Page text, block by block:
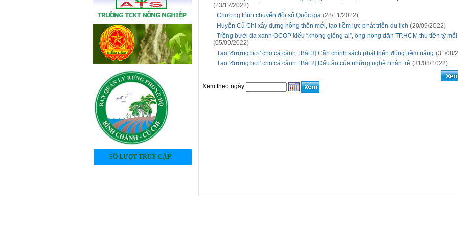
SỐ LƯỢT TRUY CẬP
(23/12/2022)
Chương trình chuyển đổi số Quốc gia (28/11/2022)
Huyện Củ Chi xây dựng nông thôn mới, tạo tiềm lực phát triển du lịch (20/09/2022)
Trồng bưởi da xanh OCOP kiểu “không giống ai”, ông nông dân TP.HCM thu tiền tỷ
(05/09/2022)
Tạo 'đường bơi' cho cá cảnh: [Bài 3] Cần chính sách phát triển đúng tiềm năng (31/08/
Tạo 'đường bơi' cho cá cảnh: [Bài 2] Dấu ấn của những nghệ nhân trẻ (31/08/2022)
Xem theo ngày